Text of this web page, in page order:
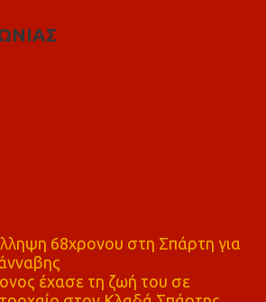
68χρονου στη Σπάρτη για
έχασε τη ζωή του σε